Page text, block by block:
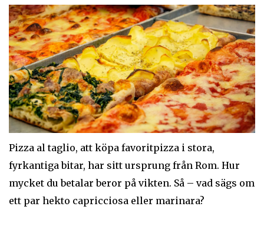
Pizza al taglio, att köpa favoritpizza i stora,
fyrkantiga bitar, har sitt ursprung från Rom. Hur
mycket du betalar beror på vikten. Så – vad sägs om
ett par hekto capricciosa eller marinara?